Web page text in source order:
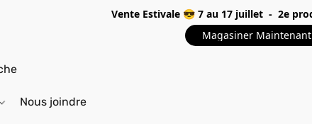
Vente Estivale 😎 7 au 17 juillet - 2e
Magasiner
Nous joindre